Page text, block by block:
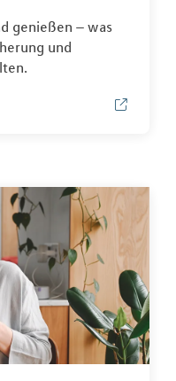
genießen – was
und